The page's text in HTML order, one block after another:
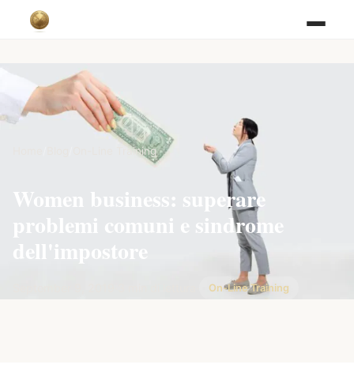
On-Line Training
Women business: superare
problemi comuni e sindrome
On-Line Training